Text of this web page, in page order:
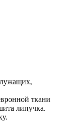
ткани
липучка.